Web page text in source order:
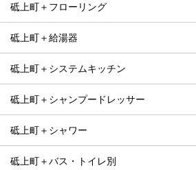
砥上町＋フローリング
砥上町＋給湯器
砥上町＋システムキッチン
砥上町＋シャンプードレッサー
砥上町＋シャワー
砥上町＋バス・トイレ別